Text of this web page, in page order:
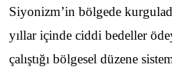
Siyonizm’in bölgede
yıllar içinde ciddi bedeller
çalıştığı bölgesel düzene